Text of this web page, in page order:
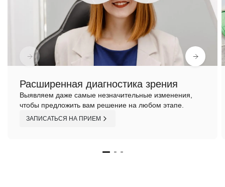
Расширенная диагностика зрения
Выявляем даже самые незначительные изменения,
чтобы предложить вам решение на любом этапе.
ЗАПИСАТЬСЯ НА ПРИЕМ